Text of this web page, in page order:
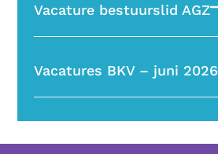
Vacature bestuurslid AGZ
Vacatures BKV – juni 2026